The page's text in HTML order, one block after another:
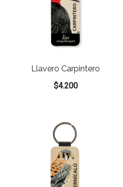
Llavero Carpintero
$4.200